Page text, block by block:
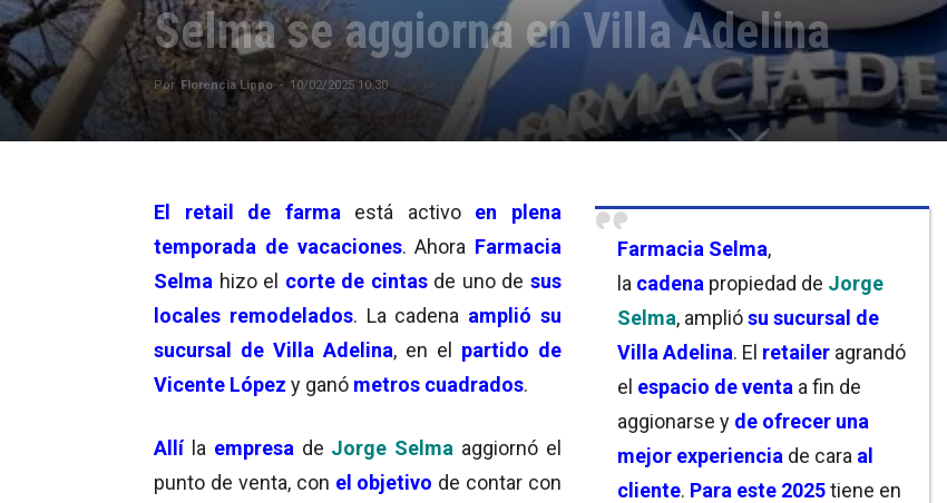
Selma se aggiorna en Villa Adelina
Por Florencia Lippo - 10/02/2025 10:30
Farmacia Selma,
la cadena propiedad de Jorge
Selma, ampliósu sucursal de
Villa Adelina. El retailer agrandó
el espacio de venta a fin de
aggionarse y de ofrecer una
mejor experiencia de cara al
cliente. Para este 2025tiene en
El retail de farma está activo en plena
temporada de vacaciones. Ahora Farmacia
Selma hizo el corte de cintas de uno de sus
locales remodelados. La cadena amplió su
sucursal de Villa Adelina, en el partido de
Vicente López y ganó metros cuadrados.
Allíla empresa de Jorge Selma aggiornó el
punto de venta, con el objetivo de contar con